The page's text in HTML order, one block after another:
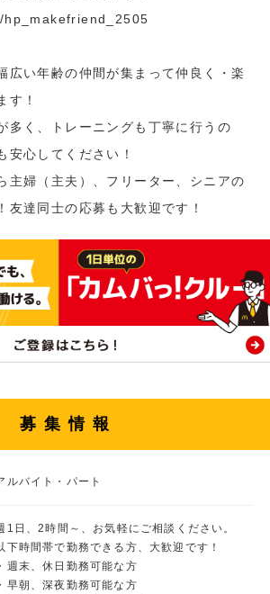
広い年齢の仲間が集まって仲良く・楽
す！
多く、トレーニングも丁寧に行うの
安心してください！
主婦（主夫）、フリーター、シニアの
友達同士の応募も大歓迎です！
募集情報
ルバイト・パート
1日、2時間～、お気軽にご相談ください。
下時間帯で勤務できる方、大歓迎です！
・週末、休日勤務可能な方
・早朝、深夜勤務可能な方